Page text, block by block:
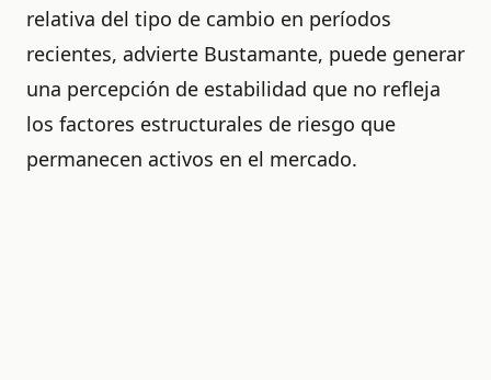
relativa del tipo de cambio en períodos
recientes, advierte Bustamante, puede generar
una percepción de estabilidad que no refleja
los factores estructurales de riesgo que
permanecen activos en el mercado.